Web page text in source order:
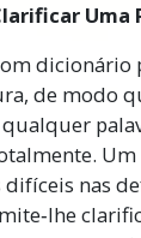
Uma
dicionário
de modo
nas